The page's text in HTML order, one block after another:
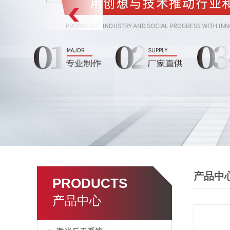
PRODUCTS
产品中心
产品中